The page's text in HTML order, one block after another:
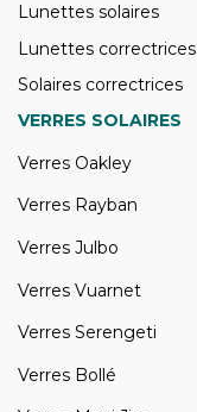
Lunettes solaires
Lunettes correctrices
Solaires correctrices
VERRES SOLAIRES
Verres Oakley
Verres Rayban
Verres Julbo
Verres Vuarnet
Verres Serengeti
Verres Bollé